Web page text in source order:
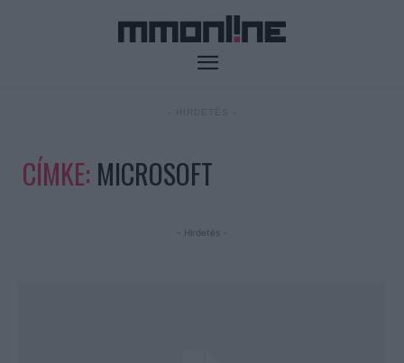
CÍMKE: MICROSOFT
- Hirdetés -